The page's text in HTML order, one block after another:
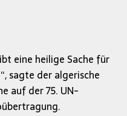
eine heilige Sache für
sagte der algerische
auf der 75. UN-